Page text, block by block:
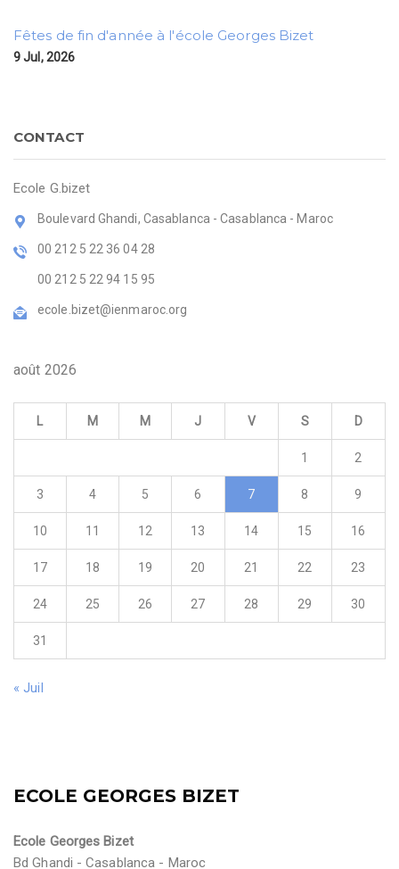
Fêtes de fin d'année à l'école Georges Bizet
9 Jul, 2026
CONTACT
Ecole G.bizet
Boulevard Ghandi, Casablanca - Casablanca - Maroc
00 212 5 22 36 04 28
00 212 5 22 94 15 95
ecole.bizet@ienmaroc.org
août 2026
L M M J V S D
1 2
3 4 5 6 7 8 9
10 11 12 13 14 15 16
17 18 19 20 21 22 23
24 25 26 27 28 29 30
31
« Juil
ECOLE GEORGES BIZET
Ecole Georges Bizet
Bd Ghandi - Casablanca - Maroc